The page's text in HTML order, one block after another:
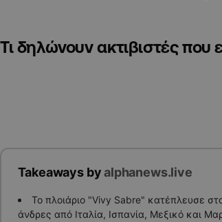
Τι δηλώνουν ακτιβιστές που
Takeaways byalphanews.live
Το πλοιάριο "Vivy Sabre" κατέπλευσε
άνδρες από Ιταλία, Ισπανία, Μεξικό και